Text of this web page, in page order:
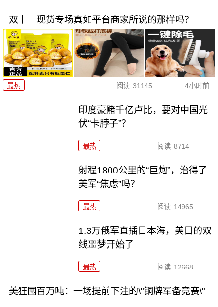
双十一现货专场真如平台商家所说的那样吗？
最热 阅读 31145 4小时前
印度豪赌千亿卢比，要对中国光
伏“卡脖子”？
最热 阅读 8714
射程1800公里的“巨炮”，治得了
美军“焦虑”吗？
最热 阅读 14965
1.3万俄军直插日本海，美日的双
线噩梦开始了
最热 阅读 12668
美狂囤百万吨：一场提前下注的\"铜牌军备竞赛\"